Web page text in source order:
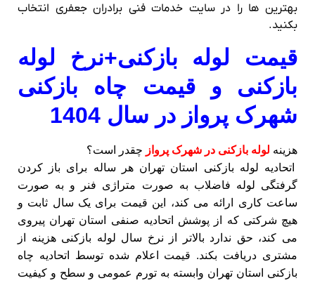
بهترین ها را در سایت خدمات فنی برادران جعفری انتخاب
بکنید.
قیمت لوله بازکنی+نرخ لوله
بازکنی و قیمت چاه بازکنی
شهرک پرواز در سال 1404
هزینهلوله بازکنی در شهرک پروازچقدر است؟
اتحادیه لوله بازکنی استان تهران هر ساله برای باز کردن
گرفتگی لوله فاضلاب به صورت متراژی فنر و به صورت
ساعت کاری ارائه می کند، این قیمت برای یک سال ثابت و
هیچ شرکتی که از پوشش اتحادیه صنفی استان تهران پیروی
می کند، حق ندارد بالاتر از نرخ سال لوله بازکنی هزینه از
مشتری دریافت بکند. قیمت اعلام شده توسط اتحادیه چاه
بازکنی استان تهران وابسته به تورم عمومی و سطح و کیفیت